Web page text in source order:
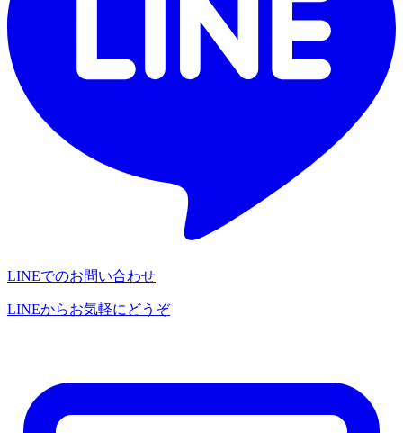
LINEでのお問い合わせ
LINEからお気軽にどうぞ